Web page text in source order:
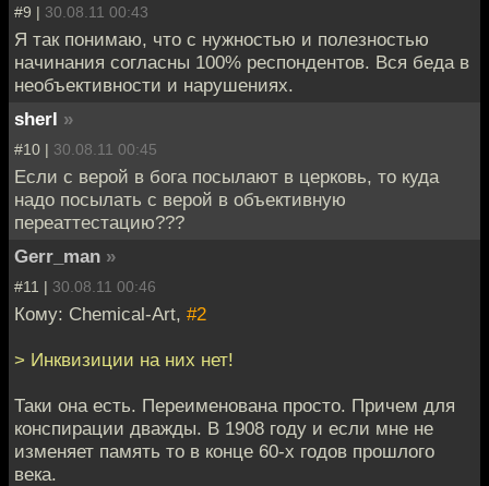
#9 | 30.08.11 00:43
Я так понимаю, что с нужностью и полезностью
начинания согласны 100% респондентов. Вся беда в
необъективности и нарушениях.
sherl »
#10 | 30.08.11 00:45
Если с верой в бога посылают в церковь, то куда
надо посылать с верой в объективную
переаттестацию???
Gerr_man »
#11 | 30.08.11 00:46
Кому: Chemical-Art, #2
> Инквизиции на них нет!
Таки она есть. Переименована просто. Причем для
конспирации дважды. В 1908 году и если мне не
изменяет память то в конце 60-х годов прошлого
века.